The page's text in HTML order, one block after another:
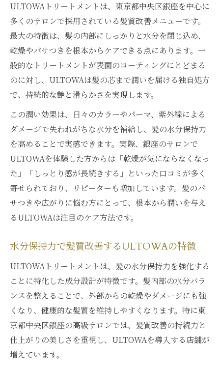
髪の乾燥改善に導くULTOWAトリートメン
トの効果
口コミでも話題のULTOWAでパサつき悩み
パサつき対策に最適なULTOWAの施術ポイ
ント
底解説
水分保持力が続く髪質改善の新常識とは
ULTOWAトリートメントで実感する水分保
持効果
髪質改善の新常識はULTOWAの潤い持続力
にあり
水分保持に特化したULTOWAトリートメン
髪の内部補修で水分保持力が変わる理由
ULTOWAで叶える髪質改善と継続ケアの重
要性
口コミから知るULTOWAトリートメントの効果
口コミで判明したULTOWAトリートメント
の持続力
ULTOWAトリートメントのリアルな効果を
徹底検証
ULTOWAトリートメントは、東京都中央区銀座を中心に
多くのサロンで採用されている髪質改善メニューです。
最大の特徴は、髪の内部にしっかりと水分を閉じ込め、
乾燥やパサつきを根本からケアできる点にあります。一
般的なトリートメントが表面のコーティングにとどまる
のに対し、ULTOWAは髪の芯まで潤いを届ける独自処方
で、持続的な艶と滑らかさを実現します。
この潤い効果は、日々のカラーやパーマ、紫外線による
ダメージで失われがちな水分を補給し、髪の水分保持力
を高めることで実感できます。実際、銀座のサロンで
ULTOWAを体験した方からは「乾燥が気にならなくなっ
た」「しっとり感が長続きする」といった口コミが多く
寄せられており、リピーターも増加しています。髪のパ
サつきや広がりに悩む方にとって、根本から潤いを与え
るULTOWAは注目のケア方法です。
水分保持力で髪質改善するULTOWAの特徴
ULTOWAトリートメントは、髪の水分保持力を強化する
ことに特化した成分設計が特徴です。髪内部の水分バラ
ンスを整えることで、外部からの乾燥やダメージにも強
くなり、健康的な髪質を維持しやすくなります。特に東
京都中央区銀座の高級サロンでは、髪質改善の持続力と
仕上がりの美しさを重視し、ULTOWAを導入する店舗が
増えています。